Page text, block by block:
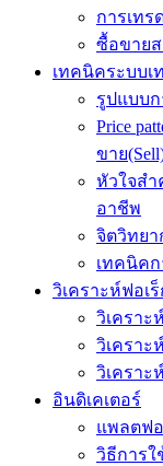
การเทร
ซื้อขายส
เทคนิคระบบเ
รูปแบบ
Price
ขาย
หัวใจสำ
อาชีพ
จิตวิทยา
เทคนิคก
วิเคราะห์ฟอเ
วิเคราะ
วิเคราะ
วิเคราะ
อินดิเคเตอร์
แพลตฟ
วิธีการใ